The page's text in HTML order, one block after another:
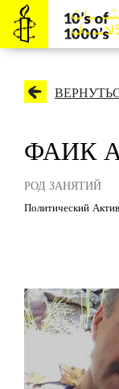
ФАИК
РОД ЗАНЯТИЙ
Политический